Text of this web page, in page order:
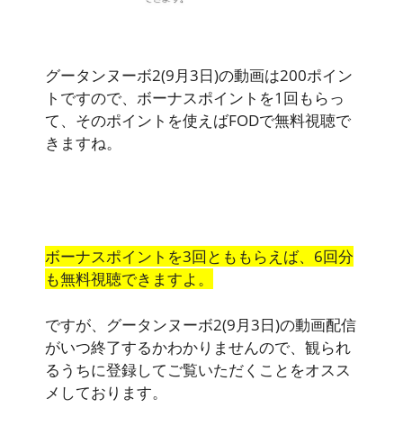
グータンヌーボ2(9月3日)の動画は200ポイン
トですので、ボーナスポイントを1回もらっ
て、そのポイントを使えばFODで無料視聴で
きますね。
ボーナスポイントを3回とももらえば、6回分
も無料視聴できますよ。
ですが、グータンヌーボ2(9月3日)の動画配信
がいつ終了するかわかりませんので、観られ
るうちに登録してご覧いただくことをオスス
メしております。